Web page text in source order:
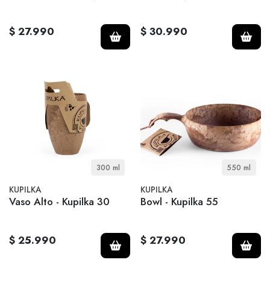
$ 27.990 $ 30.990
300 ml
KUPILKA
Vaso Alto - Kupilka 30
$ 25.990
550 ml
KUPILKA
Bowl - Kupilka 55
$ 27.990